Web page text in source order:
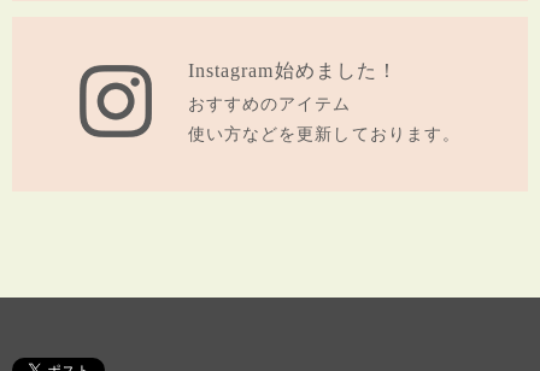
Instagram始めました！
おすすめのアイテム
使い方などを更新しております。